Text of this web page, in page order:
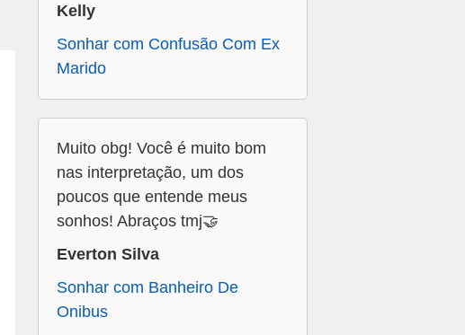
Kelly
Sonhar com Confusão Com Ex
Marido
Muito obg! Você é muito bom
nas interpretação, um dos
poucos que entende meus
sonhos! Abraços tmj🤝
Everton Silva
Sonhar com Banheiro De
Onibus